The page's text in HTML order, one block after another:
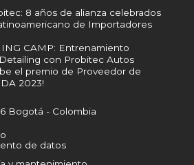
8 años de alianza celebrados
de Importadores
CAMP: Entrenamiento
con Probitec Autos
el premio de Proveedor de
2023!
Bogotá - Colombia
de datos